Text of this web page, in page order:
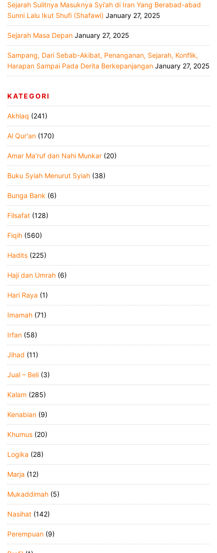
Sejarah Sulitnya Masuknya Syi’ah di Iran Yang Berabad-abad
Sunni Lalu Ikut Shufi (Shafawi) January 27, 2025
Sejarah Masa Depan January 27, 2025
Sampang, Dari Sebab-Akibat, Penanganan, Sejarah, Konflik,
Harapan Sampai Pada Derita Berkepanjangan January 27, 2025
KATEGORI
Akhlaq (241)
Al Qur'an (170)
Amar Ma'ruf dan Nahi Munkar (20)
Buku Syiah Menurut Syiah (38)
Bunga Bank (6)
Filsafat (128)
Fiqih (560)
Hadits (225)
Haji dan Umrah (6)
Hari Raya (1)
Imamah (71)
Irfan (58)
Jihad (11)
Jual – Beli (3)
Kalam (285)
Kenabian (9)
Khumus (20)
Logika (28)
Marja (12)
Mukaddimah (5)
Nasihat (142)
Perempuan (9)